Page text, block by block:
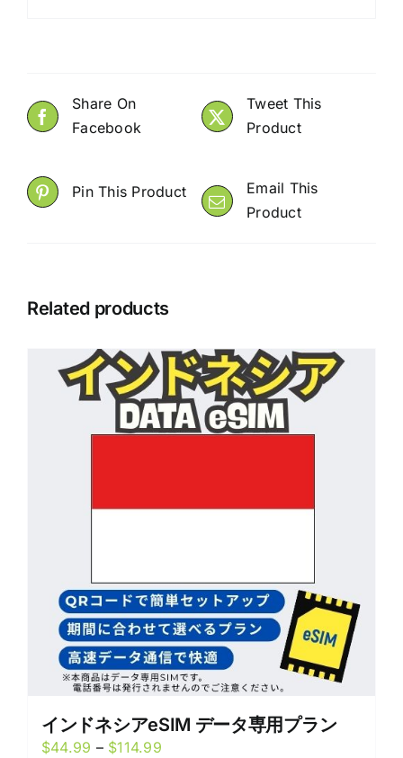
Share On
Facebook
Tweet This
Product
Pin This Product
Email This
Product
Related products
インドネシアeSIM データ専用プラン
$44.99 – $114.99Price